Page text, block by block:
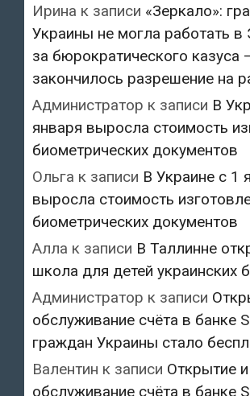
Ирина к записи «Зеркало»:
Украины не могла работать в
за бюрократического казуса
закончилось разрешение на
Администратор к записи В
января выросла стоимость
биометрических документов
Ольга к записи В Украине с 1
выросла стоимость
биометрических документов
Алла к записи В Таллинне
школа для детей украинских
Администратор к записи
обслуживание счёта в банке
граждан Украины стало
Валентин к записи Открытие и
обслуживание счёта в банке